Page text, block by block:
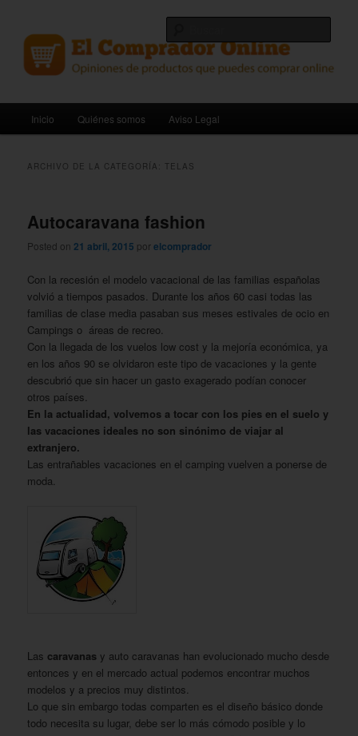
contenido
principal
contenido
secundario
El Comprador Online
principal
Inicio Quiénes somos Aviso Legal
ARCHIVO DE LA CATEGORÍA: TELAS
Autocaravana fashion
Posted on21 abril, 2015 porelcomprador
Con la recesión el modelo vacacional de las familias españolas
volvió a tiempos pasados. Durante los años 60 casi todas las
familias de clase media pasaban sus meses estivales de ocio en
Campings o áreas de recreo.
Con la llegada de los vuelos low cost y la mejoría económica, ya
en los años 90 se olvidaron este tipo de vacaciones y la gente
descubrió que sin hacer un gasto exagerado podían conocer
otros países.
En la actualidad, volvemos a tocar con los pies en el suelo y
las vacaciones ideales no son sinónimo de viajar al
extranjero.
Las entrañables vacaciones en el camping vuelven a ponerse de
moda.
Las caravanas y auto caravanas han evolucionado mucho desde
entonces y en el mercado actual podemos encontrar muchos
modelos y a precios muy distintos.
Lo que sin embargo todas comparten es el diseño básico donde
todo necesita su lugar, debe ser lo más cómodo posible y lo